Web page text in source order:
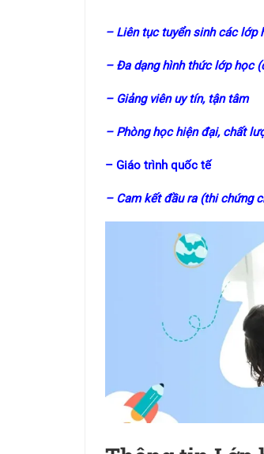
– Liên tục tuyển sinh các lớp
– Đa dạng hình thức lớp học
– Giảng viên uy tín, tận tâm
– Phòng học hiện đại, chất
– Giáo trình quốc tế
– Cam kết đầu ra (thi chứng